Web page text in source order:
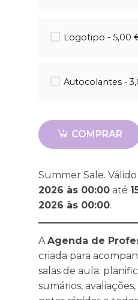
Logotipo - 5,00
Autocolantes -
COMPRAR
Summer Sale.
2026 às 00:00 até
2026 às 00:00.
AAgenda de
criada para
salas de aula:
sumários,